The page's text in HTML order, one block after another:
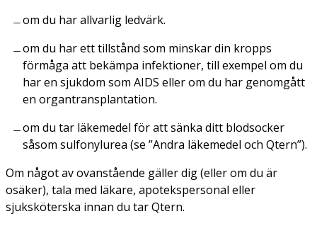
om du har allvarlig ledvärk.
om du har ett tillstånd som minskar din kropps
förmåga att bekämpa infektioner, till exempel om du
har en sjukdom som AIDS eller om du har genomgått
en organtransplantation.
om du tar läkemedel för att sänka ditt blodsocker
såsom sulfonylurea (se ”Andra läkemedel och Qtern”).
Om något av ovanstående gäller dig (eller om du är
osäker), tala med läkare, apotekspersonal eller
sjuksköterska innan du tar Qtern.